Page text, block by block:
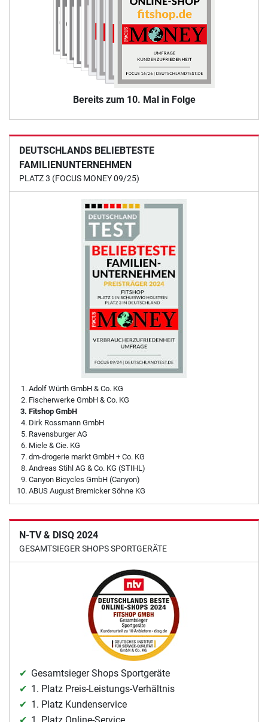
Bereits zum 10. Mal in Folge
DEUTSCHLANDS BELIEBTESTE
FAMILIENUNTERNEHMEN
PLATZ 3 (FOCUS MONEY 09/25)
Adolf Würth GmbH & Co. KG
Fischerwerke GmbH & Co. KG
Fitshop GmbH
Dirk Rossmann GmbH
Ravensburger AG
Miele & Cie. KG
dm-drogerie markt GmbH + Co. KG
Andreas Stihl AG & Co. KG (STIHL)
Canyon Bicycles GmbH (Canyon)
ABUS August Bremicker Söhne KG
N-TV & DISQ 2024
GESAMTSIEGER SHOPS SPORTGERÄTE
Gesamtsieger Shops Sportgeräte
1. Platz Preis-Leistungs-Verhältnis
1. Platz Kundenservice